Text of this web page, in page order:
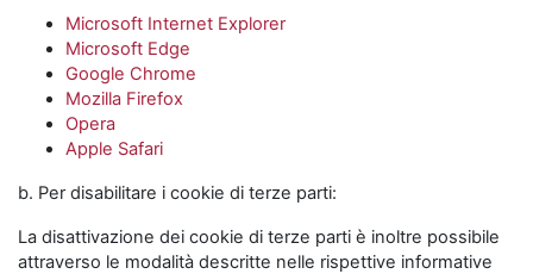
Microsoft Internet Explorer
Microsoft Edge
Google Chrome
Mozilla Firefox
Opera
Apple Safari
b. Per disabilitare i cookie di terze parti:
La disattivazione dei cookie di terze parti è inoltre possibile
attraverso le modalità descritte nelle rispettive informative